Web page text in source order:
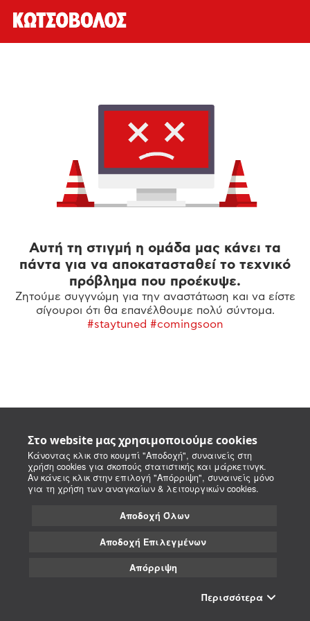
Στο website μας χρησιμοποιούμε cookies
Κάνοντας κλικ στο κουμπί "Αποδοχή", συναινείς στη
χρήση cookies για σκοπούς στατιστικής και μάρκετινγκ.
Αν κάνεις κλικ στην επιλογή "Απόρριψη", συναινείς μόνο
για τη χρήση των αναγκαίων & λειτουργικών cookies.
Αποδοχή Όλων
Αποδοχή Επιλεγμένων
Απόρριψη
Περισσότερα
Αυτή τη στιγμή η ομάδα μας κάνει τα
πάντα για να αποκατασταθεί το τεχνικό
πρόβλημα που προέκυψε.
Ζητούμε συγγνώμη για την αναστάτωση και να είστε
σίγουροι ότι θα επανέλθουμε πολύ σύντομα.
#staytuned #comingsoon